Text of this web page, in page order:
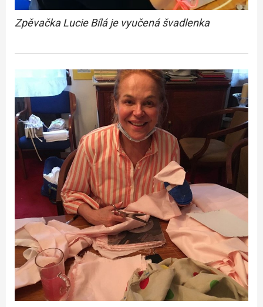
Zpěvačka Lucie Bílá je vyučená švadlenka